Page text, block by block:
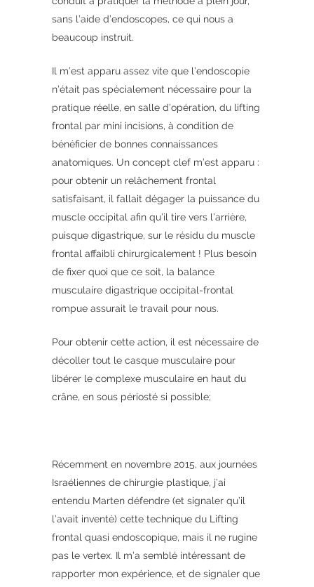
sans l’aide d’endoscopes, ce qui nous a
beaucoup instruit.
Il m’est apparu assez vite que l’endoscopie
n’était pas spécialement nécessaire pour la
pratique réelle, en salle d’opération, du lifting
frontal par mini incisions, à condition de
bénéficier de bonnes connaissances
anatomiques. Un concept clef m’est apparu :
pour obtenir un relâchement frontal
satisfaisant, il fallait dégager la puissance du
muscle occipital afin qu’il tire vers l’arrière,
puisque digastrique, sur le résidu du muscle
frontal affaibli chirurgicalement ! Plus besoin
de fixer quoi que ce soit, la balance
musculaire digastrique occipital-frontal
rompue assurait le travail pour nous.
Pour obtenir cette action, il est nécessaire de
décoller tout le casque musculaire pour
libérer le complexe musculaire en haut du
crâne, en sous périosté si possible;
Récemment en novembre 2015, aux journées
Israéliennes de chirurgie plastique, j’ai
entendu Marten défendre (et signaler qu’il
l’avait inventé) cette technique du Lifting
frontal quasi endoscopique, mais il ne rugine
pas le vertex. Il m’a semblé intéressant de
rapporter mon expérience, et de signaler que